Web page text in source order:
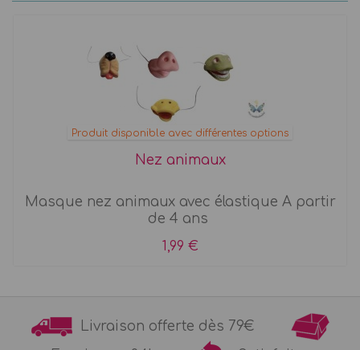
Produit disponible avec différentes options
Nez animaux
Masque nez animaux avec élastique A partir
de 4 ans
1,99 €
Livraison offerte dès 79€